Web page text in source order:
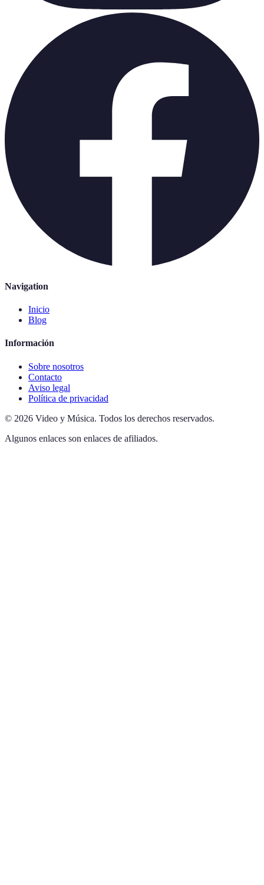
Navigation
Inicio
Blog
Información
Sobre nosotros
Contacto
Aviso legal
Política de privacidad
© 2026 Video y Música. Todos los derechos reservados.
Algunos enlaces son enlaces de afiliados.